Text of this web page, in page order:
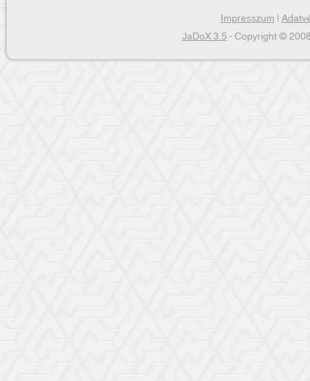
Impresszum|
JaDoX 3.5- Copyright ©